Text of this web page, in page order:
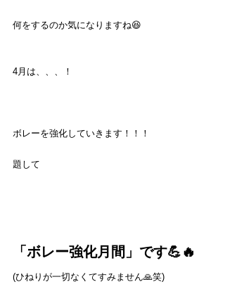
何をするのか気になりますね😆
4月は、、、！
ボレーを強化していきます！！！
題して
「ボレー強化月間」です💪🔥
(ひねりが一切なくてすみません🙏笑)